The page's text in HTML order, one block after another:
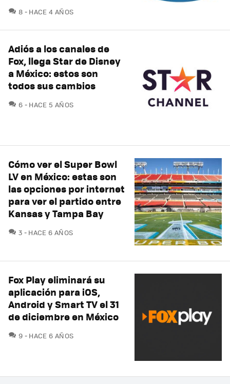
8 COMENTARIOS
HACE 4 AÑOS
Adiós a los canales de
Fox, llega Star de Disney
a México: estos son
todos sus cambios
6 COMENTARIOS
HACE 5 AÑOS
Cómo ver el Super Bowl
LV en México: estas son
las opciones por internet
para ver el partido entre
Kansas y Tampa Bay
3 COMENTARIOS
HACE 6 AÑOS
Fox Play eliminará su
aplicación para iOS,
Android y Smart TV el 31
de diciembre en México
9 COMENTARIOS
HACE 6 AÑOS